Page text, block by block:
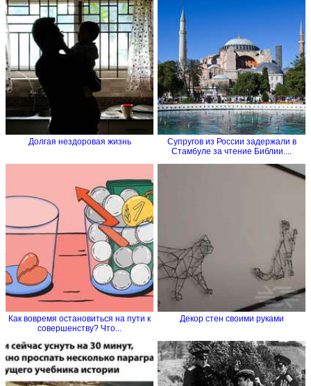
Долгая нездоровая жизнь
Супругов из России задержали в
Стамбуле за чтение Библии....
Как вовремя остановиться на пути к
совершенству? Что...
Декор стен своими руками